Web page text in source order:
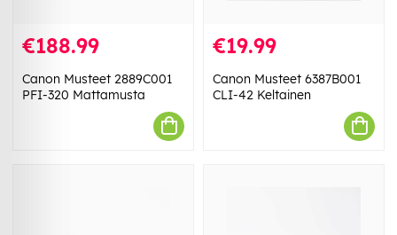
€188.99
Canon Musteet 2889C001
PFI-320 Mattamusta
€19.99
Canon Musteet 6387B001
CLI-42 Keltainen